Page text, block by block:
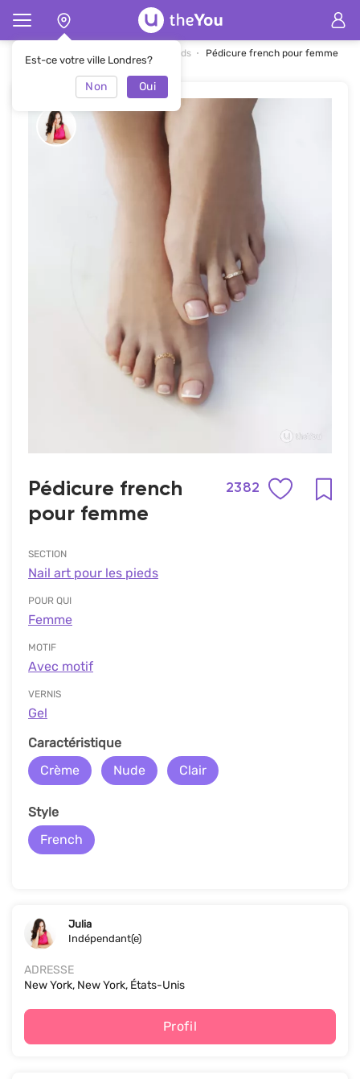
Est-ce votre ville Londres?
Non Oui
Page d'accueil Nail art pour les pieds Pédicure french pour femme
Pédicure french
pour femme
2382
SECTION
Nail art pour les pieds
POUR QUI
Femme
MOTIF
Avec motif
VERNIS
Gel
Caractéristique
Crème
Nude Clair
Style
French
Julia
Indépendant(e)
ADRESSE
New York, New York, États-Unis
Profil